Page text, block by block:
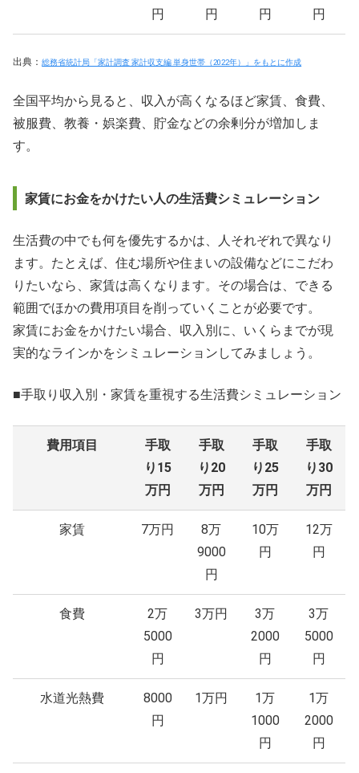
円
円
円
円
出典：総務省統計局「家計調査 家計収支編 単身世帯（2022年）」をもとに作成
全国平均から見ると、収入が高くなるほど家賃、食費、
被服費、教養・娯楽費、貯金などの余剰分が増加しま
す。
家賃にお金をかけたい人の生活費シミュレーション
生活費の中でも何を優先するかは、人それぞれで異なり
ます。たとえば、住む場所や住まいの設備などにこだわ
りたいなら、家賃は高くなります。その場合は、できる
範囲でほかの費用項目を削っていくことが必要です。
家賃にお金をかけたい場合、収入別に、いくらまでが現
実的なラインかをシミュレーションしてみましょう。
■手取り収入別・家賃を重視する生活費シミュレーション
費用項目
手取
り15
万円
手取
り20
万円
手取
り25
万円
手取
り30
万円
家賃 7万円
8万
9000
円
10万
円
12万
円
食費
2万
5000
円
3万円
3万
2000
円
3万
5000
円
水道光熱費
8000
円
1万円
1万
1000
円
1万
2000
円